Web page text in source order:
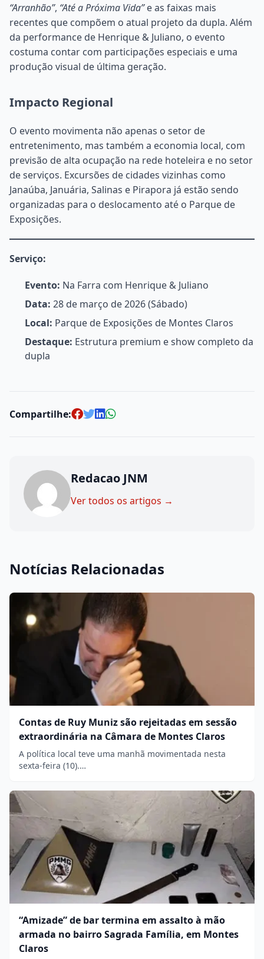
“Arranhão”, “Até a Próxima Vida”e as faixas mais
recentes que compõem o atual projeto da dupla. Além
da performance de Henrique & Juliano, o evento
costuma contar com participações especiais e uma
produção visual de última geração.
Impacto Regional
O evento movimenta não apenas o setor de
entretenimento, mas também a economia local, com
previsão de alta ocupação na rede hoteleira e no setor
de serviços. Excursões de cidades vizinhas como
Janaúba, Januária, Salinas e Pirapora já estão sendo
organizadas para o deslocamento até o Parque de
Exposições.
Serviço:
Evento: Na Farra com Henrique & Juliano
Data: 28 de março de 2026 (Sábado)
Local: Parque de Exposições de Montes Claros
Destaque: Estrutura premium e show completo da
dupla
Compartilhe:
Redacao JNM
Ver todos os artigos →
Notícias Relacionadas
Contas de Ruy Muniz são rejeitadas em sessão
extraordinária na Câmara de Montes Claros
A política local teve uma manhã movimentada nesta
sexta-feira (10).…
“Amizade” de bar termina em assalto à mão
armada no bairro Sagrada Família, em Montes
Claros